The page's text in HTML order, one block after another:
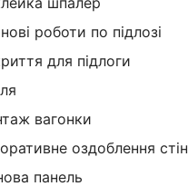
роботи по підлозі
для підлоги
вагонки
оздоблення стін
панель